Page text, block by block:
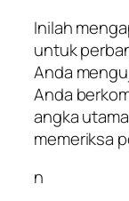
Inilah
untuk
Anda
Anda
angka
memeriksa
n